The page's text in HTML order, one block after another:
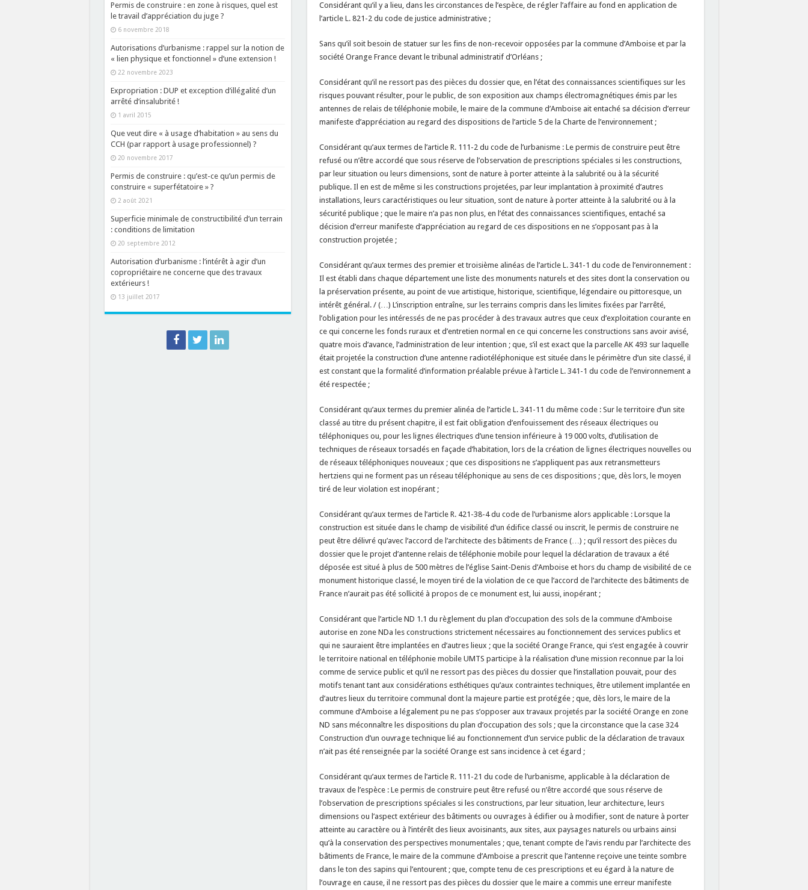
Considérant qu’il y a lieu, dans les circonstances de l’espèce, de régler l’affaire au fond en application de
l’article L. 821-2 du code de justice administrative ;
Sans qu’il soit besoin de statuer sur les fins de non-recevoir opposées par la commune d’Amboise et par la
société Orange France devant le tribunal administratif d’Orléans ;
Considérant qu’il ne ressort pas des pièces du dossier que, en l’état des connaissances scientifiques sur les
risques pouvant résulter, pour le public, de son exposition aux champs électromagnétiques émis par les
antennes de relais de téléphonie mobile, le maire de la commune d’Amboise ait entaché sa décision d’erreur
manifeste d’appréciation au regard des dispositions de l’article 5 de la Charte de l’environnement ;
Considérant qu’aux termes de l’article R. 111-2 du code de l’urbanisme : Le permis de construire peut être
refusé ou n’être accordé que sous réserve de l’observation de prescriptions spéciales si les constructions,
par leur situation ou leurs dimensions, sont de nature à porter atteinte à la salubrité ou à la sécurité
publique. Il en est de même si les constructions projetées, par leur implantation à proximité d’autres
installations, leurs caractéristiques ou leur situation, sont de nature à porter atteinte à la salubrité ou à la
sécurité publique ; que le maire n’a pas non plus, en l’état des connaissances scientifiques, entaché sa
décision d’erreur manifeste d’appréciation au regard de ces dispositions en ne s’opposant pas à la
construction projetée ;
Considérant qu’aux termes des premier et troisième alinéas de l’article L. 341-1 du code de l’environnement :
Il est établi dans chaque département une liste des monuments naturels et des sites dont la conservation ou
la préservation présente, au point de vue artistique, historique, scientifique, légendaire ou pittoresque, un
intérêt général. / (…) L’inscription entraîne, sur les terrains compris dans les limites fixées par l’arrêté,
l’obligation pour les intéressés de ne pas procéder à des travaux autres que ceux d’exploitation courante en
ce qui concerne les fonds ruraux et d’entretien normal en ce qui concerne les constructions sans avoir avisé,
quatre mois d’avance, l’administration de leur intention ; que, s’il est exact que la parcelle AK 493 sur laquelle
était projetée la construction d’une antenne radiotéléphonique est située dans le périmètre d’un site classé, il
est constant que la formalité d’information préalable prévue à l’article L. 341-1 du code de l’environnement a
été respectée ;
Considérant qu’aux termes du premier alinéa de l’article L. 341-11 du même code : Sur le territoire d’un site
classé au titre du présent chapitre, il est fait obligation d’enfouissement des réseaux électriques ou
téléphoniques ou, pour les lignes électriques d’une tension inférieure à 19 000 volts, d’utilisation de
techniques de réseaux torsadés en façade d’habitation, lors de la création de lignes électriques nouvelles ou
de réseaux téléphoniques nouveaux ; que ces dispositions ne s’appliquent pas aux retransmetteurs
hertziens qui ne forment pas un réseau téléphonique au sens de ces dispositions ; que, dès lors, le moyen
tiré de leur violation est inopérant ;
Considérant qu’aux termes de l’article R. 421-38-4 du code de l’urbanisme alors applicable : Lorsque la
construction est située dans le champ de visibilité d’un édifice classé ou inscrit, le permis de construire ne
peut être délivré qu’avec l’accord de l’architecte des bâtiments de France (…) ; qu’il ressort des pièces du
dossier que le projet d’antenne relais de téléphonie mobile pour lequel la déclaration de travaux a été
déposée est situé à plus de 500 mètres de l’église Saint-Denis d’Amboise et hors du champ de visibilité de ce
monument historique classé, le moyen tiré de la violation de ce que l’accord de l’architecte des bâtiments de
France n’aurait pas été sollicité à propos de ce monument est, lui aussi, inopérant ;
Considérant que l’article ND 1.1 du règlement du plan d’occupation des sols de la commune d’Amboise
autorise en zone NDa les constructions strictement nécessaires au fonctionnement des services publics et
qui ne sauraient être implantées en d’autres lieux ; que la société Orange France, qui s’est engagée à couvrir
le territoire national en téléphonie mobile UMTS participe à la réalisation d’une mission reconnue par la loi
comme de service public et qu’il ne ressort pas des pièces du dossier que l’installation pouvait, pour des
motifs tenant tant aux considérations esthétiques qu’aux contraintes techniques, être utilement implantée en
d’autres lieux du territoire communal dont la majeure partie est protégée ; que, dès lors, le maire de la
commune d’Amboise a légalement pu ne pas s’opposer aux travaux projetés par la société Orange en zone
ND sans méconnaître les dispositions du plan d’occupation des sols ; que la circonstance que la case 324
Construction d’un ouvrage technique lié au fonctionnement d’un service public de la déclaration de travaux
n’ait pas été renseignée par la société Orange est sans incidence à cet égard ;
Considérant qu’aux termes de l’article R. 111-21 du code de l’urbanisme, applicable à la déclaration de
travaux de l’espèce : Le permis de construire peut être refusé ou n’être accordé que sous réserve de
l’observation de prescriptions spéciales si les constructions, par leur situation, leur architecture, leurs
dimensions ou l’aspect extérieur des bâtiments ou ouvrages à édifier ou à modifier, sont de nature à porter
atteinte au caractère ou à l’intérêt des lieux avoisinants, aux sites, aux paysages naturels ou urbains ainsi
qu’à la conservation des perspectives monumentales ; que, tenant compte de l’avis rendu par l’architecte des
bâtiments de France, le maire de la commune d’Amboise a prescrit que l’antenne reçoive une teinte sombre
dans le ton des sapins qui l’entourent ; que, compte tenu de ces prescriptions et eu égard à la nature de
l’ouvrage en cause, il ne ressort pas des pièces du dossier que le maire a commis une erreur manifeste
Permis de construire : en zone à risques, quel est
le travail d’appréciation du juge ?
6 novembre 2018
Autorisations d’urbanisme : rappel sur la notion de
« lien physique et fonctionnel » d’une extension !
22 novembre 2023
Expropriation : DUP et exception d’illégalité d’un
arrêté d’insalubrité !
1 avril 2015
Que veut dire « à usage d’habitation » au sens du
CCH (par rapport à usage professionnel) ?
20 novembre 2017
Permis de construire : qu’est-ce qu’un permis de
construire « superfétatoire » ?
2 août 2021
Superficie minimale de constructibilité d’un terrain
: conditions de limitation
20 septembre 2012
Autorisation d’urbanisme : l’intérêt à agir d’un
copropriétaire ne concerne que des travaux
extérieurs !
13 juillet 2017